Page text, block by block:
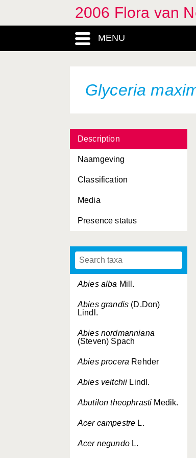
2006 Flora van
MENU
Glyceria
Description
Naamgeving
Classification
Media
Presence status
Abies alba Mill.
Abies grandis (D.Don)
Lindl.
Abies nordmanniana
(Steven) Spach
Abies procera Rehder
Abies veitchii Lindl.
Abutilon theophrasti Medik.
Acer campestre L.
Acer negundoL.